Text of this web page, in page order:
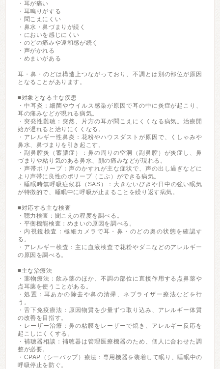
・耳が痛い
・耳鳴りがする
・聞こえにくい
・鼻水・鼻づまりが続く
・においを感じにくい
・のどの痛みや違和感が続く
・声がかれる
・めまいがある
耳・鼻・のどは構造上つながっており、不調とは別の部位が原因
となることがあります。
■対象となる主な疾患
・中耳炎：細菌やウイルス感染が原因で耳の中に炎症が起こり、
耳の痛みなどが現れる病気。
・突発性難聴：突然、片方の耳が聞こえにくくなる病気。治療開
始が遅れると治りにくくなる。
・アレルギー性鼻炎：花粉やハウスダストが原因で、くしゃみや
鼻水、鼻づまりを引き起こす。
・副鼻腔炎（蓄膿症）：鼻の周りの空洞（副鼻腔）が炎症し、鼻
づまりや粘り気のある鼻水、顔の痛みなどが現れる。
・声帯ポリープ：声のかすれが主な症状で、声の出し過ぎなどに
より声帯に良性のポリープ（こぶ）ができる病気。
・睡眠時無呼吸症候群（SAS）：大きないびきや日中の強い眠気
が特徴的で、睡眠中に呼吸が止まることを繰り返す病気。
■対応する主な検査
・聴力検査：聞こえの程度を調べる。
・平衡機能検査：めまいの原因を調べる。
・内視鏡検査：極細カメラで耳・鼻・のどの奥の状態を確認す
る。
・アレルギー検査：主に血液検査で花粉やダニなどのアレルギー
の原因を調べる。
■主な治療法
・薬物療法：飲み薬のほか、不調の部位に直接作用する点鼻薬や
点耳薬を使うことがある。
・処置：耳あかの除去や鼻の清掃、ネブライザー療法などを行
う。
・舌下免疫療法：原因物質を少量ずつ取り込み、アレルギー体質
の改善を目指す。
・レーザー治療：鼻の粘膜をレーザーで焼き、アレルギー反応を
起こしにくくする。
・補聴器相談：補聴器は管理医療機器のため、個人に合わせた調
整が必要。
・CPAP（シーパップ）療法：専用機器を装着して眠り、睡眠中の
呼吸停止を防ぐ。